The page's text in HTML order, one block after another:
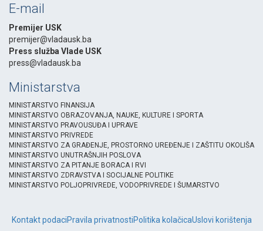
E-mail
Premijer USK
premijer@vladausk.ba
Press služba Vlade USK
press@vladausk.ba
Ministarstva
MINISTARSTVO FINANSIJA
MINISTARSTVO OBRAZOVANJA, NAUKE, KULTURE I SPORTA
MINISTARSTVO PRAVOUSUĐA I UPRAVE
MINISTARSTVO PRIVREDE
MINISTARSTVO ZA GRAĐENJE, PROSTORNO UREĐENJE I ZAŠTITU OKOLIŠA
MINISTARSTVO UNUTRAŠNJIH POSLOVA
MINISTARSTVO ZA PITANJE BORACA I RVI
MINISTARSTVO ZDRAVSTVA I SOCIJALNE POLITIKE
MINISTARSTVO POLJOPRIVREDE, VODOPRIVREDE I ŠUMARSTVO
Kontakt podaciPravila privatnostiPolitika kolačicaUslovi korištenja